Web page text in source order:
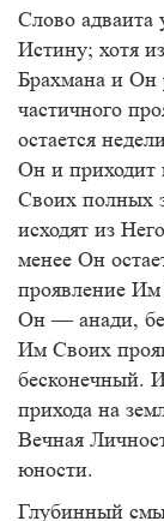
Слово адваита
Истину; хотя
Брахмана и Он
частичного
остается
Он и приходит
Своих полных
исходят из
менее Он
проявление
Он — анади,
Им Своих
бесконечный.
прихода на
Вечная
юности.
Глубинный